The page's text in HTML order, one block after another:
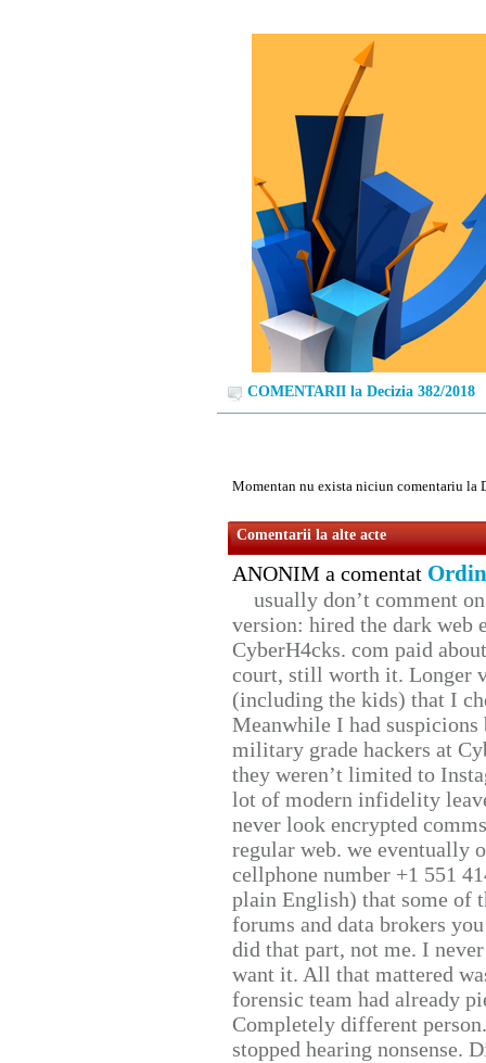
COMENTARII la Decizia 382/2018
Momentan nu exista niciun comentariu la
Comentarii la alte acte
ANONIM a comentat
usually don’t comment
version: hired the dark web
CyberH4cks. com paid
court, still worth it. Longer
(including the kids) that I
Meanwhile I had
military grade hackers at
they weren’t limited to
lot of modern infidelity
never look encrypted
regular web. we eventually
cellphone number +1 551
plain English) that some of
forums and data brokers
did that part, not me. I
want it. All that mattered
forensic team had already
Completely different
stopped hearing nonsense.